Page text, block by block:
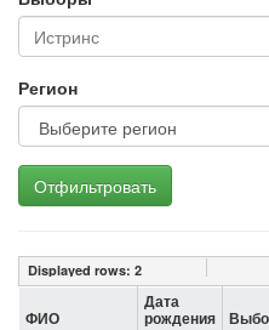
Регион
Отфильтровать
Displayed rows: 2
ФИО
Дата
рождения